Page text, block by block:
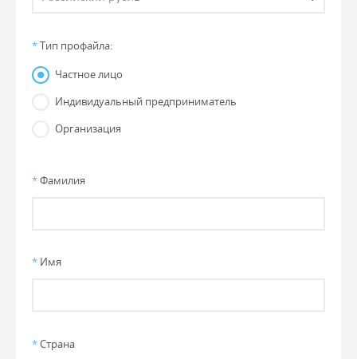
*Тип профайла:
Частное лицо
Индивидуальный предприниматель
Организация
*Фамилия
* Имя
*Страна